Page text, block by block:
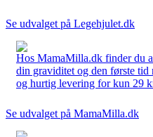
Se udvalget på Legehjulet.dk
Hos MamaMilla.dk finder du
din graviditet og den første tid
og hurtig levering for kun 29
Se udvalget på MamaMilla.dk